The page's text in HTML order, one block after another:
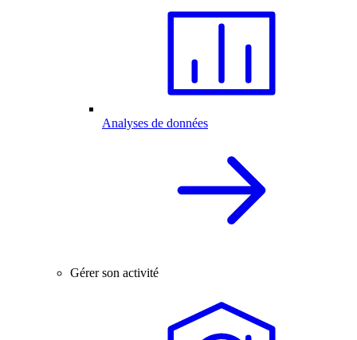
Analyses de données
Gérer son activité